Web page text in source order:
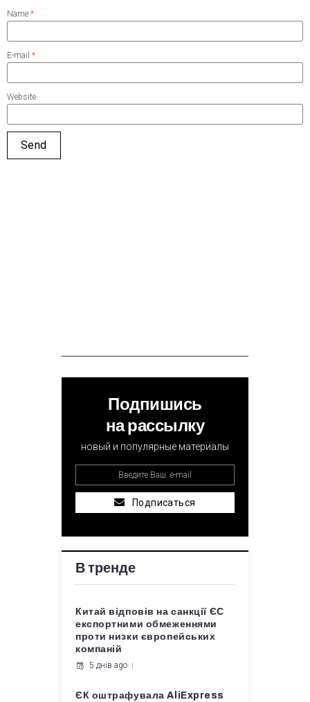
Name *
E-mail *
Website
Подпишись
на рассылку
новый и популярные материалы
Подписаться
В тренде
Китай відповів на санкції ЄС
експортними обмеженнями
проти низки європейських
компаній
5 днів ago
ЄК оштрафувала AliExpress